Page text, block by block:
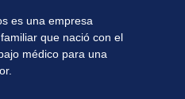
es una empresa
que nació con el
médico para una